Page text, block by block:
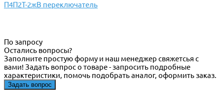
П4П2Т-2жВ переключатель
По запросу
Остались вопросы?
Заполните простую форму и наш менеджер свяжетсья с
вами! Задать вопрос о товаре - запросить подробные
характеристики, помочь подобрать аналог, оформить заказ.
Задать вопрос